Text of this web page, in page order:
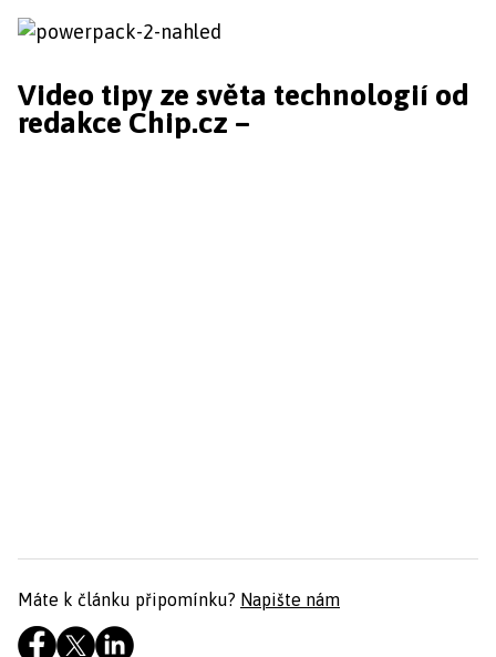
Video tipy ze světa technologií od
redakce Chip.cz –
Máte k článku připomínku? Napište nám